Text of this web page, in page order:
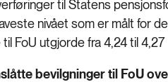
til Statens
nivået som er målt for
til FoU utgjorde fra 4,24 til
bevilgninger til FoU